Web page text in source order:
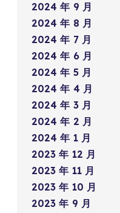
2024 年 9 月
2024 年 8 月
2024 年 7 月
2024 年 6 月
2024 年 5 月
2024 年 4 月
2024 年 3 月
2024 年 2 月
2024 年 1 月
2023 年 12 月
2023 年 11 月
2023 年 10 月
2023 年 9 月